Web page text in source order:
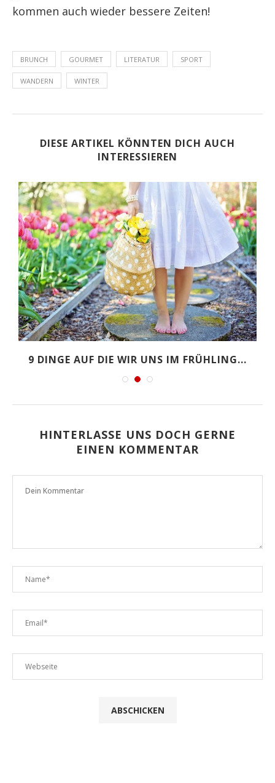
kommen auch wieder bessere Zeiten!
BRUNCH GOURMET LITERATUR SPORT
WANDERN WINTER
DIESE ARTIKEL KÖNNTEN DICH AUCH
INTERESSIEREN
9 DINGE AUF DIE WIR UNS IM FRÜHLING...
HINTERLASSE UNS DOCH GERNE
EINEN KOMMENTAR